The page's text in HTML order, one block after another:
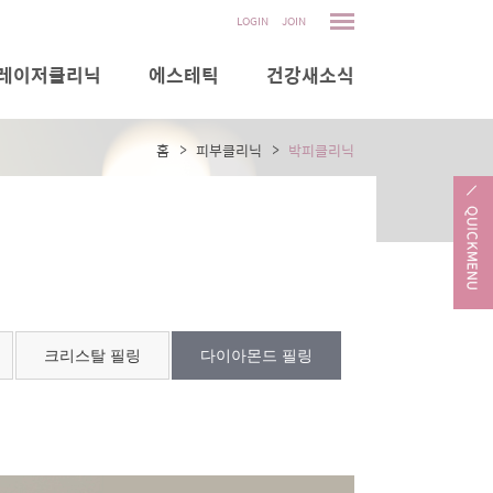
LOGIN JOIN
이저클리닉 에스테틱 건강새소식
홈 피부클리닉 박피클리닉
크리스탈 필링 다이아몬드 필링